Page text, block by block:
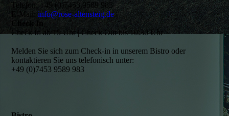
Telefon: +49 (0)7453 9589 983
E-Mail:info@rose-altensteig.de
Check In
Check In ab 15 Uhr | Check Out bis 10:30 Uhr
Melden Sie sich zum Check-in in unserem Bistro oder
kontaktieren Sie uns telefonisch unter:
+49 (0)7453 9589 983